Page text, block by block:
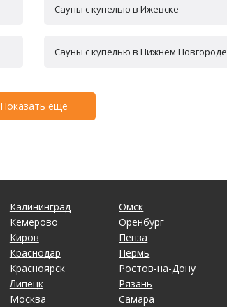
Сауны с купелью в Ижевске
Сауны с купелью в Нижнем Новгороде
Показать еще
Калининград
Кемерово
Киров
Краснодар
Красноярск
Липецк
Москва
Омск
Оренбург
Пенза
Пермь
Ростов-на-Дону
Рязань
Самара